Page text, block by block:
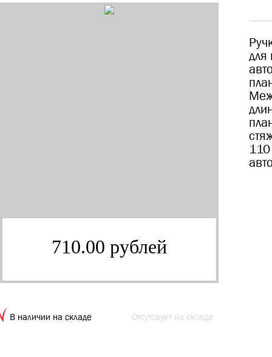
710.00 рублей
В наличии на складе Отсутсвует на складе
для